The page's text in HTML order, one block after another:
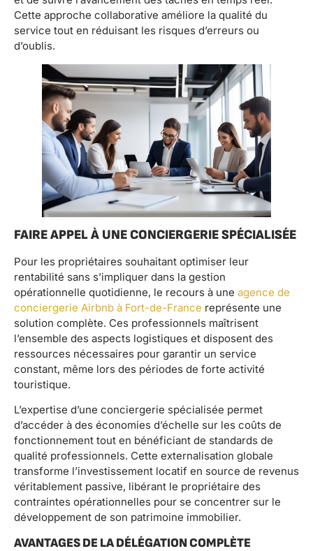
Cette approche collaborative améliore la qualité du
service tout en réduisant les risques d’erreurs ou
d’oublis.
FAIRE APPEL À UNE CONCIERGERIE SPÉCIALISÉE
Pour les propriétaires souhaitant optimiser leur
rentabilité sans s’impliquer dans la gestion
opérationnelle quotidienne, le recours à une agence de
conciergerie Airbnb à Fort-de-France représente une
solution complète. Ces professionnels maîtrisent
l’ensemble des aspects logistiques et disposent des
ressources nécessaires pour garantir un service
constant, même lors des périodes de forte activité
touristique.
L’expertise d’une conciergerie spécialisée permet
d’accéder à des économies d’échelle sur les coûts de
fonctionnement tout en bénéficiant de standards de
qualité professionnels. Cette externalisation globale
transforme l’investissement locatif en source de revenus
véritablement passive, libérant le propriétaire des
contraintes opérationnelles pour se concentrer sur le
développement de son patrimoine immobilier.
AVANTAGES DE LA DÉLÉGATION COMPLÈTE